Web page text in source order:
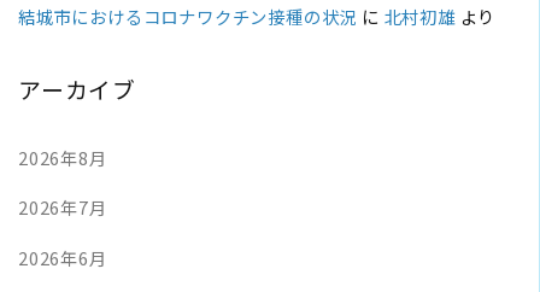
結城市におけるコロナワクチン接種の状況 に 北村初雄より
アーカイブ
2026年8月
2026年7月
2026年6月